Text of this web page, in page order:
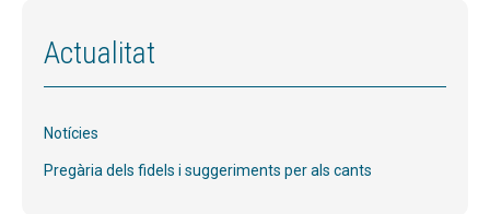
Actualitat
Notícies
Pregària dels fidels i suggeriments per als cants